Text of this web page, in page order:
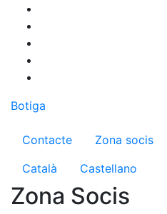
contingut
Botiga
Menú del
Contacte
Zona socis
Català
Castellano
Zona Socis